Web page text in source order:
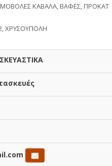
ΚΑΒΑΛΑ, ΒΑΦΕΣ, ΠΡΟΚΑΤ
ΧΡΥΣΟΥΠΟΛΗ